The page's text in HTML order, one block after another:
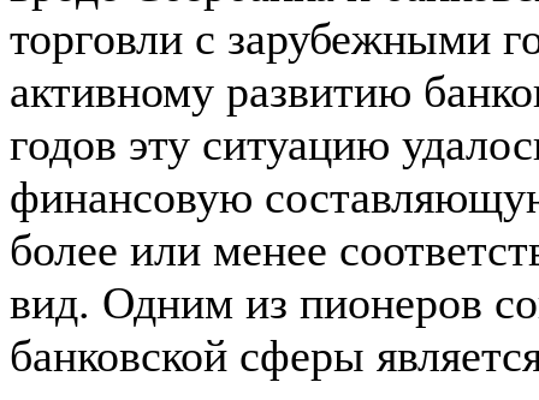
торговли с зарубежными
активному развитию
годов эту ситуацию
финансовую
более или менее
вид. Одним из пионеров
банковской сферы